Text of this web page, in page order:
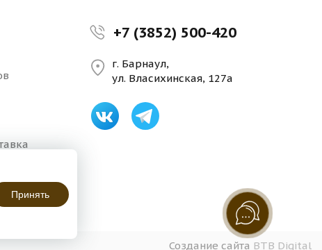
+7 (3852) 500-420
г. Барнаул,
ул. Власихинская, 127а
Создание сайта BTB Digital
Принять